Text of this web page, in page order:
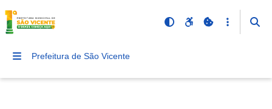
Prefeitura de São Vicente